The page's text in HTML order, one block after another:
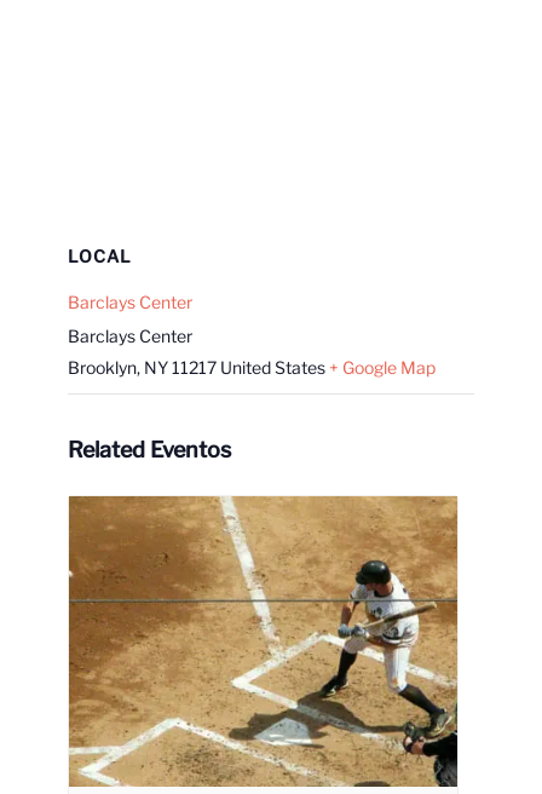
LOCAL
Barclays Center
Barclays Center
Brooklyn, NY11217 United States + Google Map
Related Eventos